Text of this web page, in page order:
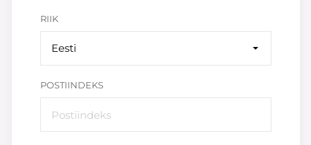
RIIK
Eesti
POSTIINDEKS